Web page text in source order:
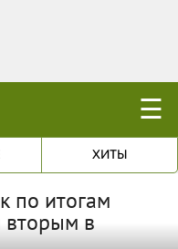
☰
ХИТЫ
по итогам
вторым в